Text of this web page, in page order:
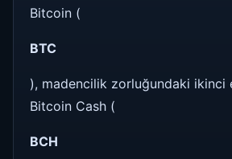
Bitcoin (
BTC
), madencilik zorluğundaki ikinci
Bitcoin Cash (
BCH